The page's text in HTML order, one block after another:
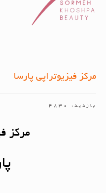
مرکز فیزیوتراپی پارسا
بازدید: 4830
مرکز